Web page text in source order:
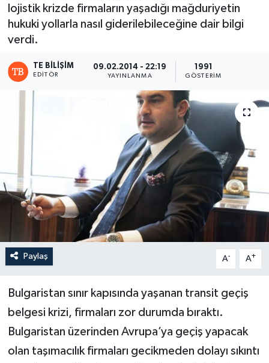
lojistik krizde firmaların yaşadığı mağduriyetin
hukuki yollarla nasıl giderilebileceğine dair bilgi
verdi.
TE BILIŞIM
EDITÖR
09.02.2014 - 22:19
YAYINLANMA
1991
GÖSTERIM
Paylaş A- A+
Bulgaristan sınır kapısında yaşanan transit geçiş
belgesi krizi, firmaları zor durumda bıraktı.
Bulgaristan üzerinden Avrupa’ya geçiş yapacak
olan taşımacılık firmaları gecikmeden dolayı sıkıntı
TAŞITLAR